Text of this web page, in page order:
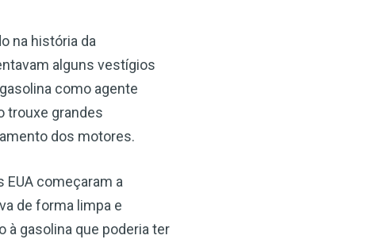
na história da
alguns vestígios
como agente
trouxe grandes
dos motores.
EUA começaram a
de forma limpa e
à gasolina que poderia ter
×